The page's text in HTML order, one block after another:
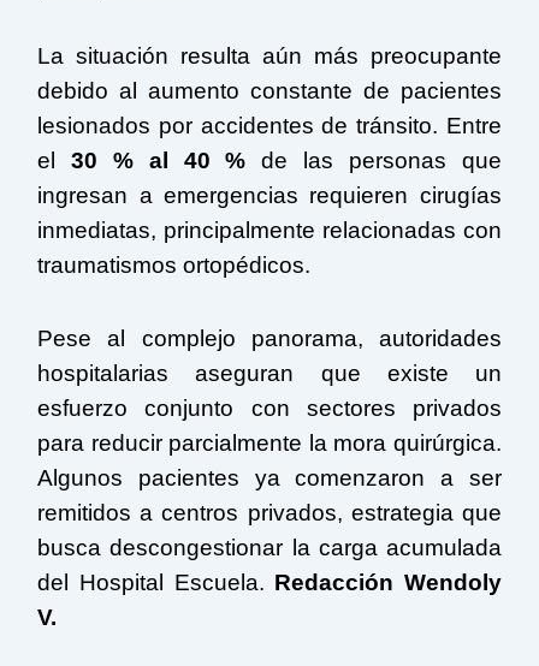
La situación resulta aún más preocupante
debido al aumento constante de pacientes
lesionados por accidentes de tránsito. Entre
el30 % al 40 % de las personas que
ingresan a emergencias requieren cirugías
inmediatas, principalmente relacionadas con
traumatismos ortopédicos.
Pese al complejo panorama, autoridades
hospitalarias aseguran que existe un
esfuerzo conjunto con sectores privados
para reducir parcialmente la mora quirúrgica.
Algunos pacientes ya comenzaron a ser
remitidos a centros privados, estrategia que
busca descongestionar la carga acumulada
del Hospital Escuela. Redacción Wendoly
V.